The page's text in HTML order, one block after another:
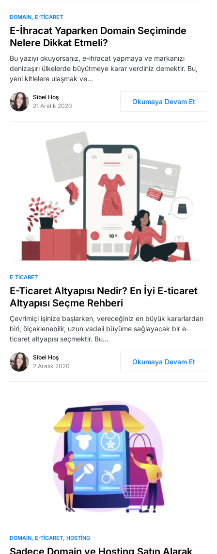
DOMAIN E-TICARET
E-İhracat Yaparken Domain Seçiminde
Nelere Dikkat Etmeli?
Bu yazıyı okuyorsanız, e-ihracat yapmaya ve markanızı
denizaşırı ülkelerde büyütmeye karar verdiniz demektir. Bu,
yeni kitlelere ulaşmak ve…
Sibel Hoş
21 Aralık 2020
Okumaya Devam Et
E-TICARET
E-Ticaret Altyapısı Nedir? En İyi E-ticaret
Altyapısı Seçme Rehberi
Çevrimiçi işinize başlarken, vereceğiniz en büyük kararlardan
biri, ölçeklenebilir, uzun vadeli büyüme sağlayacak bir e-
ticaret altyapısı seçmektir. Bu…
Sibel Hoş
2 Aralık 2020
Okumaya Devam Et
DOMAIN E-TICARET HOSTING
Sadece Domain ve Hosting Satın Alarak